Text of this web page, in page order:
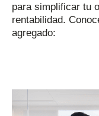
para simplificar tu
rentabilidad.
agregado: